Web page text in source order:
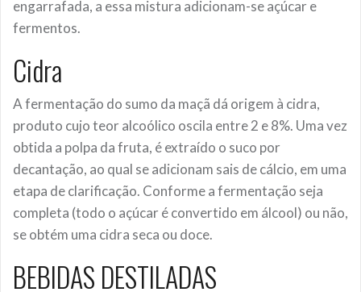
engarrafada, a essa mistura adicionam-se açúcar e
fermentos.
Cidra
A fermentação do sumo da maçã dá origem à cidra,
produto cujo teor alcoólico oscila entre 2 e 8%. Uma vez
obtida a polpa da fruta, é extraído o suco por
decantação, ao qual se adicionam sais de cálcio, em uma
etapa de clarificação. Conforme a fermentação seja
completa (todo o açúcar é convertido em álcool) ou não,
se obtém uma cidra seca ou doce.
BEBIDAS DESTILADAS